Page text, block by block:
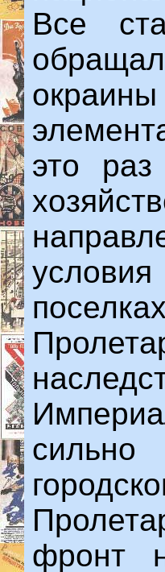
Все
это
фронт